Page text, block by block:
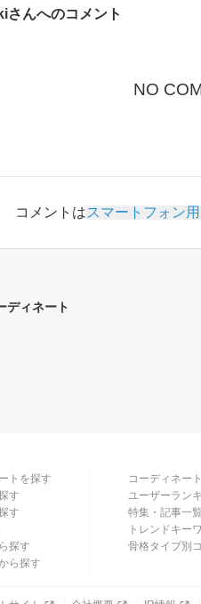
さんへのコメント
NO
コメントはスマートフォン
ディネート
トを探す
す
す
探す
ら探す
コーディネー
ユーザーラン
特集・記事一覧
トレンドキー
骨格タイプ別